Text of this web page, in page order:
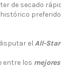
de secado
el All-Star
entre los